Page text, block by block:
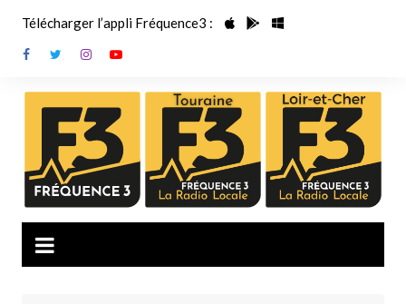
contenu
Télécharger l’appli Fréquence3 :